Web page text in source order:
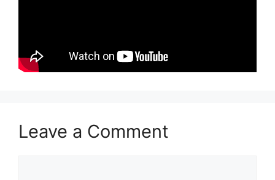
Leave a Comment